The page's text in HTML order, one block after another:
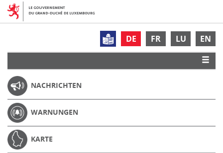
DE FR LU EN
NACHRICHTEN
WARNUNGEN
KARTE